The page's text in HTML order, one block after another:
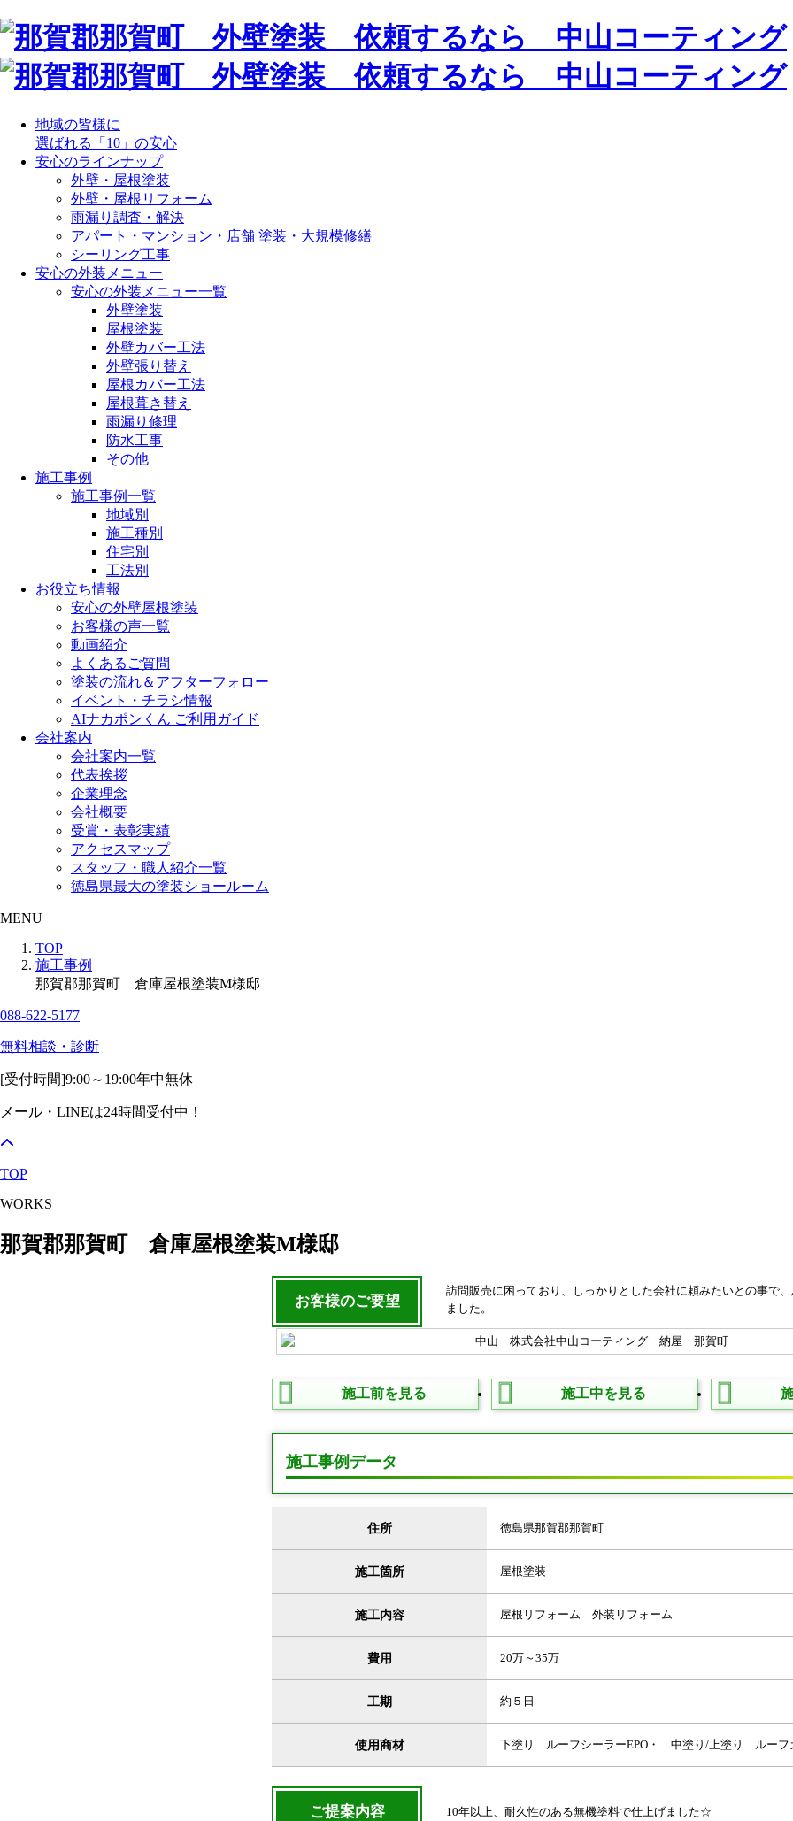
地域の皆様に
選ばれる「10」の安心
安心のラインナップ
外壁・屋根塗装
外壁・屋根リフォーム
雨漏り調査・解決
アパート・マンション・店舗 塗装・大規模修繕
シーリング工事
安心の外装メニュー
安心の外装メニュー一覧
外壁塗装
屋根塗装
外壁カバー工法
外壁張り替え
屋根カバー工法
屋根葺き替え
雨漏り修理
防水工事
その他
施工事例
施工事例一覧
地域別
施工種別
住宅別
工法別
お役立ち情報
安心の外壁屋根塗装
お客様の声一覧
動画紹介
よくあるご質問
塗装の流れ＆アフターフォロー
イベント・チラシ情報
AIナカポンくん ご利用ガイド
会社案内
会社案内一覧
代表挨拶
企業理念
会社概要
受賞・表彰実績
アクセスマップ
スタッフ・職人紹介一覧
徳島県最大の塗装ショールーム
MENU
TOP
施工事例
那賀郡那賀町 倉庫屋根塗装M様邸
088-622-5177
無料相談・診断
[受付時間]9:00～19:00年中無休
メール・LINEは24時間受付中！
TOP
WORKS
那賀郡那賀町 倉庫屋根塗装M様邸
お客様のご要望
訪問販売に困っており、しっかりとした会社に頼みたいとの事で
ました。
施工前を見る 施工中を見る
施工事例データ
住所 徳島県那賀郡那賀町
施工箇所 屋根塗装
施工内容 屋根リフォーム 外装リフォーム
費用 20万～35万
工期 約５日
使用商材 下塗り ルーフシーラーEPO・ 中塗り/上塗り ルーフ
ご提案内容 10年以上、耐久性のある無機塗料で仕上げました☆